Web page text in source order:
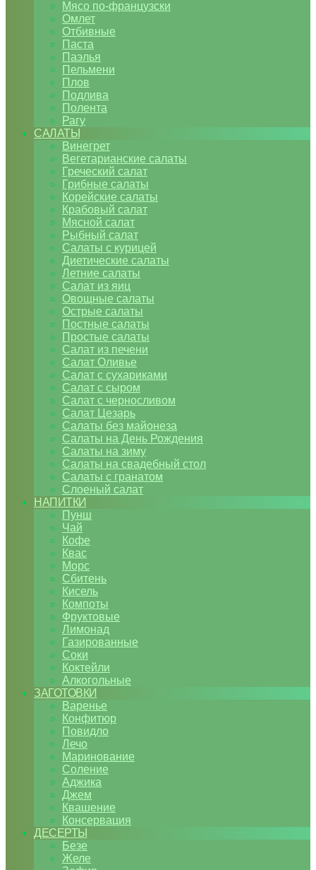
Мясо по-французски
Омлет
Отбивные
Паста
Паэлья
Пельмени
Плов
Подлива
Полента
Рагу
САЛАТЫ
Винегрет
Вегетарианские салаты
Греческий салат
Грибные салаты
Корейские салаты
Крабовый салат
Мясной салат
Рыбный салат
Салаты с курицей
Диетические салаты
Летние салаты
Салат из яиц
Овощные салаты
Острые салаты
Постные салаты
Простые салаты
Салат из печени
Салат Оливье
Салат с сухариками
Салат с сыром
Салат с черносливом
Салат Цезарь
Салаты без майонеза
Салаты на День Рождения
Салаты на зиму
Салаты на свадебный стол
Салаты с гранатом
Слоеный салат
НАПИТКИ
Пунш
Чай
Кофе
Квас
Морс
Сбитень
Кисель
Компоты
Фруктовые
Лимонад
Газированные
Соки
Коктейли
Алкогольные
ЗАГОТОВКИ
Варенье
Конфитюр
Повидло
Лечо
Маринование
Соление
Аджика
Джем
Квашение
Консервация
ДЕСЕРТЫ
Безе
Желе